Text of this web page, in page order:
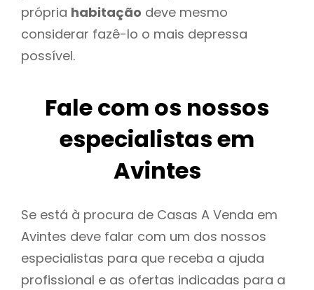
própria habitação deve mesmo
considerar fazê-lo o mais depressa
possível.
Fale com os nossos
especialistas em
Avintes
Se está à procura de Casas A Venda em
Avintes deve falar com um dos nossos
especialistas para que receba a ajuda
profissional e as ofertas indicadas para a